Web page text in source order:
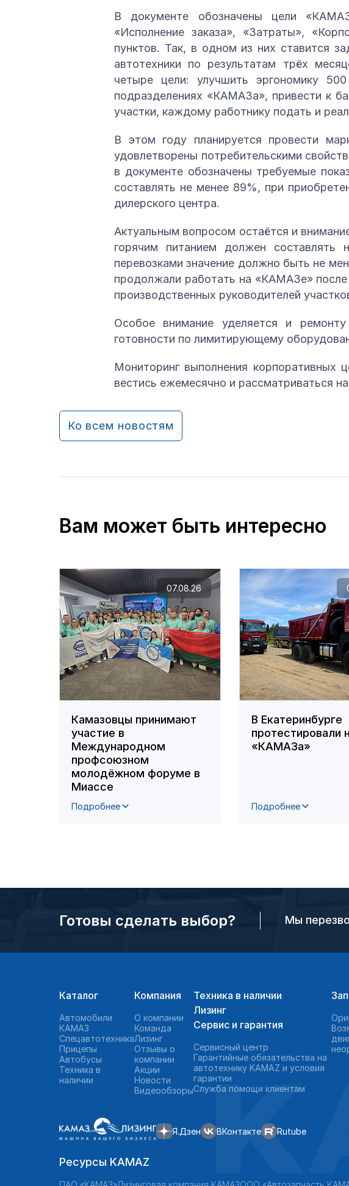
В документе обозначены цели
«Исполнение заказа», «Затраты»,
пунктов. Так, в одном из них ставится
автотехники по результатам трёх
четыре цели: улучшить эргономику
подразделениях «КАМАЗа», привести к
участки, каждому работнику подать и
В этом году планируется провести
удовлетворены потребительскими
в документе обозначены требуемые
составлять не менее 89%, при
дилерского центра.
Актуальным вопросом остаётся и
горячим питанием должен
перевозками значение должно быть не
продолжали работать на «КАМАЗе»
производственных руководителей
Особое внимание уделяется и
готовности по лимитирующему
Мониторинг выполнения корпоративных
вестись ежемесячно и рассматриваться
Ко всем новостям
Вам может быть интересно
Камазовцы принимают
участие в
Международном
профсоюзном
молодёжном форуме в
Миассе
Подробнее
07.08.26
В Екатеринбурге
протестировали
«КАМАЗа»
Подробнее
Готовы сделать выбор? Мы
Каталог
Автомобили
КАМАЗ
Спецавтотехника
Прицепы
Автобусы
Техника в
наличии
Компания
О компании
Команда
Лизинг
Отзывы о
компании
Акции
Новости
Видеообзоры
Техника в наличии
Лизинг
Сервис и гарантия
Сервисный центр
Гарантийные обязательства на
автотехнику KAMAZ и условия
гарантии
Служба помощи клиентам
Я.Дзен ВКонтакте Rutube
Ресурсы KAMAZ